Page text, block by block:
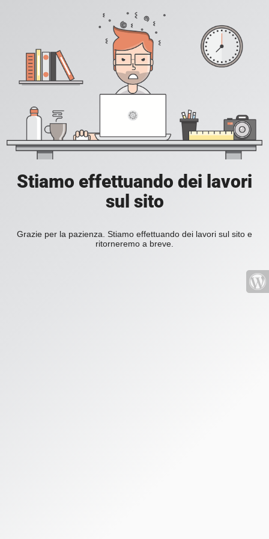
Stiamo effettuando dei lavori
sul sito
Grazie per la pazienza. Stiamo effettuando dei lavori sul sito e
ritorneremo a breve.